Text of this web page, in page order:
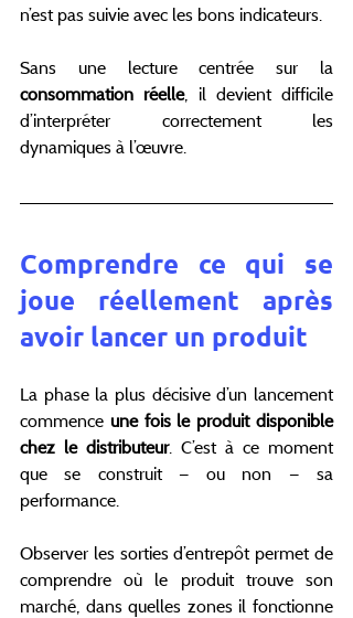
n’est pas suivie avec les bons indicateurs.
consommation réelle, il devient difficile
d’interpréter correctement les
dynamiques à l’œuvre.
Comprendre ce qui se
joue réellement après
avoir lancer un produit
La phase la plus décisive d’un lancement
commence une fois le produit disponible
chez le distributeur. C’est à ce moment
que se construit — ou non — sa
performance.
Observer les sorties d’entrepôt permet de
comprendre où le produit trouve son
marché, dans quelles zones il fonctionne